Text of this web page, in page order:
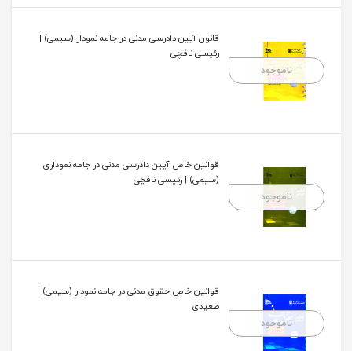
ناموجود
قانون آیین دادرسی مدنی در جامه نمودار (سیمی) |
رئیسی نافچی
ناموجود
قوانین خاص آیین دادرسی مدنی در جامه نموداری
(سیمی) | رئیسی نافچی
ناموجود
قوانین خاص حقوق مدنی در جامه نمودار (سیمی) |
صعیدی